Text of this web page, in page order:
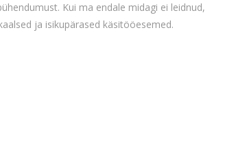
Kui ma endale midagi ei leidnud,
ja isikupärased käsitööesemed.